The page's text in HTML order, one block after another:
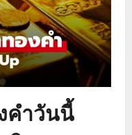
คำวันนี้